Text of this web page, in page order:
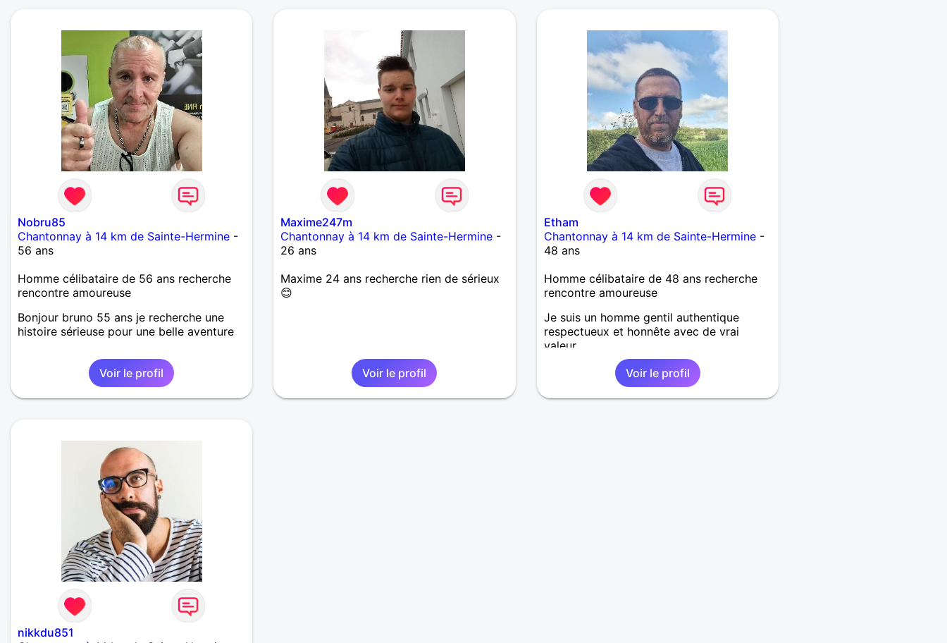
Nobru85
Chantonnay à 14 km de Sainte-Hermine -
56 ans
Homme célibataire de 56 ans recherche
rencontre amoureuse
Bonjour bruno 55 ans je recherche une
histoire sérieuse pour une belle aventure
Voir le profil
Maxime247m
Chantonnay à 14 km de Sainte-Hermine -
26 ans
Maxime 24 ans recherche rien de sérieux
😊
Voir le profil
Etham
Chantonnay à 14 km de Sainte-Hermine-
48 ans
Homme célibataire de 48 ans recherche
rencontre amoureuse
Je suis un homme gentil authentique
respectueux et honnête avec de vrai
valeur
Voir le profil
nikkdu851